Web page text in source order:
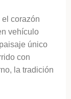
corazón
vehículo
único
con
la tradición